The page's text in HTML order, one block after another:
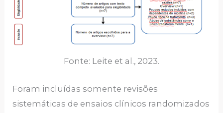
Fonte: Leite et al., 2023.
Foram incluídas somente revisões
sistemáticas de ensaios clínicos randomizados